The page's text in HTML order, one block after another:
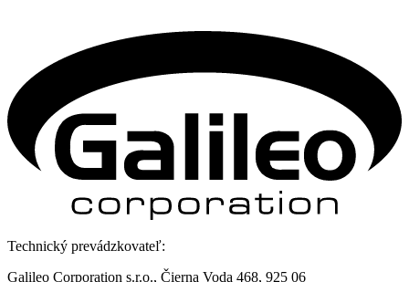
Technický prevádzkovateľ:
Galileo Corporation s.r.o., Čierna Voda 468, 925 06